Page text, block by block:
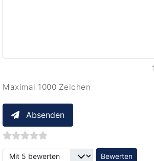
Maximal 1000 Zeichen
Absenden
Bitte bewerten